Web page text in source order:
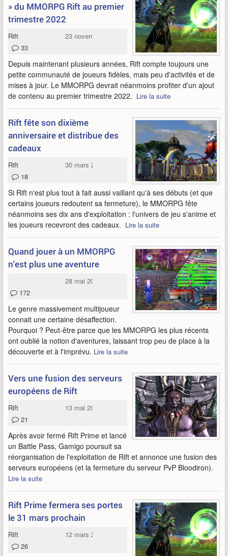
» du MMORPG Rift au premier
trimestre 2022
Rift
23 novembre 2021
33
Depuis maintenant plusieurs années, Rift compte toujours une
petite communauté de joueurs fidèles, mais peu d'activités et de
mises à jour. Le MMORPG devrait néanmoins profiter d'un ajout
de contenu au premier trimestre 2022. Lire la suite
Rift fête son dixième
anniversaire et distribue des
cadeaux
Rift
30 mars 2021
18
Si Rift n'est plus tout à fait aussi vaillant qu'à ses débuts (et que
certains joueurs redoutent sa fermeture), le MMORPG fête
néanmoins ses dix ans d'exploitation : l'univers de jeu s'anime et
les joueurs recevront des cadeaux. Lire la suite
Quand jouer à un MMORPG
n'est plus une aventure
28 mai 2019
172
Le genre massivement multijoueur
connait une certaine désaffection.
Pourquoi ? Peut-être parce que les MMORPG les plus récents
ont oublié la notion d'aventures, laissant trop peu de place à la
découverte et à l'imprévu. Lire la suite
Vers une fusion des serveurs
européens de Rift
Rift
13 mai 2019
21
Après avoir fermé Rift Prime et lancé
un Battle Pass, Gamigo poursuit sa
réorganisation de l'exploitation de Rift et annonce une fusion des
serveurs européens (et la fermeture du serveur PvP Bloodiron).
Lire la suite
Rift Prime fermera ses portes
le 31 mars prochain
Rift
12 mars 2019
26